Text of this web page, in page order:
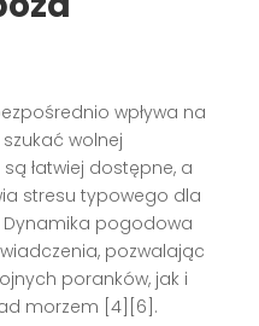
wpływa na
wolnej
łatwiej dostępne, a
stresu typowego dla
Dynamika pogodowa
pozwalając
poranków, jak i
morzem [4][6] .